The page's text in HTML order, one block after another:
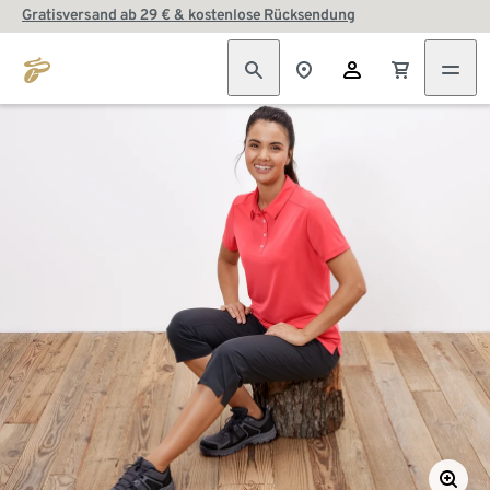
Gratisversand ab 29 € & kostenlose Rücksendung